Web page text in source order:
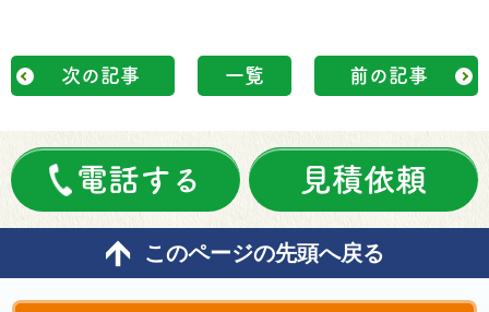
次の記事 一覧 前の記事
電話する 見積依頼
このページの先頭へ戻る